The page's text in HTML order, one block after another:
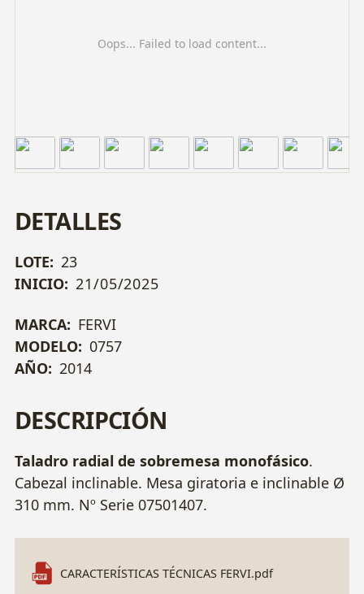
Oops... Failed to load content...
DETALLES
LOTE: 23
INICIO: 21/05/2025
MARCA: FERVI
MODELO: 0757
AÑO: 2014
DESCRIPCIÓN
Taladro radial de sobremesa monofásico.
Cabezal inclinable. Mesa giratoria e inclinable Ø
310 mm. Nº Serie 07501407.
CARACTERÍSTICAS TÉCNICAS FERVI.pdf